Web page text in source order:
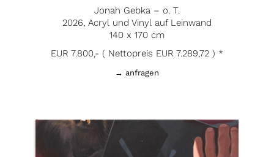
Jonah Gebka – o. T.
2026, Acryl und Vinyl auf Leinwand
140 x 170 cm
EUR 7.800,- ( Nettopreis EUR 7.289,72 ) *
→ anfragen